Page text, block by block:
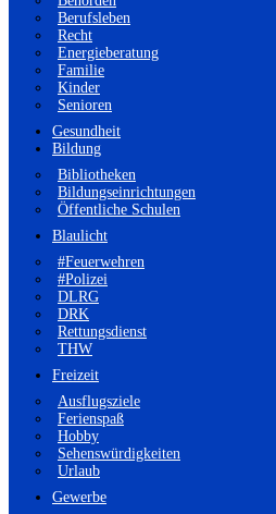
Berufsleben
Recht
Energieberatung
Familie
Kinder
Senioren
Gesundheit
Bildung
Bibliotheken
Bildungseinrichtungen
Öffentliche Schulen
Blaulicht
#Feuerwehren
#Polizei
DLRG
DRK
Rettungsdienst
THW
Freizeit
Ausflugsziele
Ferienspaß
Hobby
Sehenswürdigkeiten
Urlaub
Gewerbe